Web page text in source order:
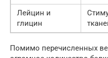
Лейцин и
глицин
Помимо перечисленных